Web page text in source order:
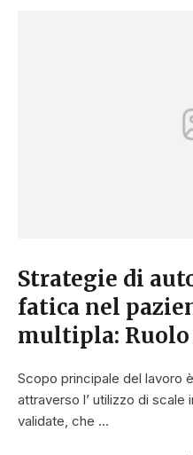
Strategie di
fatica nel
multipla:
Scopo principale del lavoro
attraverso l’ utilizzo di
validate, che …